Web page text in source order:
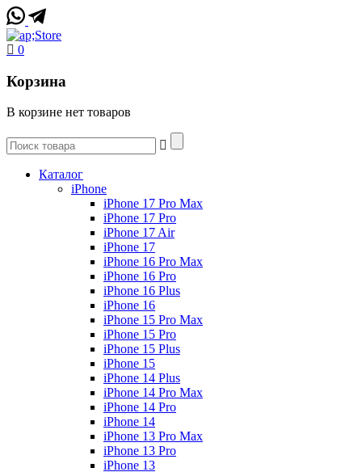
0
Корзина
В корзине нет товаров
Каталог
iPhone
iPhone 17 Pro Max
iPhone 17 Pro
iPhone 17 Air
iPhone 17
iPhone 16 Pro Max
iPhone 16 Pro
iPhone 16 Plus
iPhone 16
iPhone 15 Pro Max
iPhone 15 Pro
iPhone 15 Plus
iPhone 15
iPhone 14 Plus
iPhone 14 Pro Max
iPhone 14 Pro
iPhone 14
iPhone 13 Pro Max
iPhone 13 Pro
iPhone 13